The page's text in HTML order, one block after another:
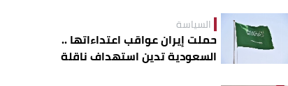
السياسة
حملت إيران عواقب اعتداءاتها ..
السعودية تدين استهداف ناقلة